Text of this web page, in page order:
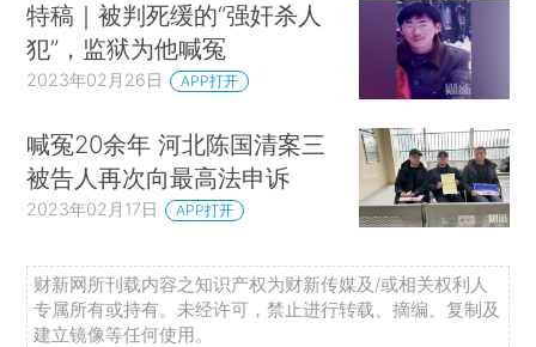
特稿｜被判死缓的“强奸杀人
犯”，监狱为他喊冤
2023年02月26日 APP打开
喊冤20余年 河北陈国清案三
被告人再次向最高法申诉
2023年02月17日 APP打开
财新网所刊载内容之知识产权为财新传媒及/或相关权利人
专属所有或持有。未经许可，禁止进行转载、摘编、复制及
建立镜像等任何使用。